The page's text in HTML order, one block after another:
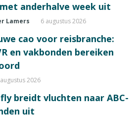
anderhalve week uit
Lamers 6 augustus 2026
cao voor reisbranche:
en vakbonden bereiken
2026
breidt vluchten naar ABC-
uit